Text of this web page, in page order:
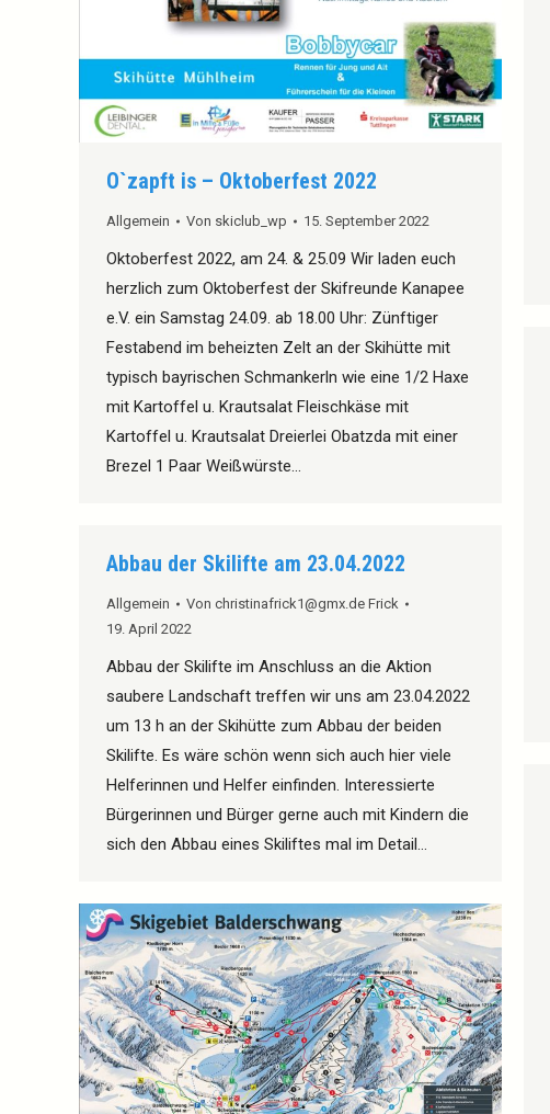
O`zapft is – Oktoberfest 2022
Allgemein Von skiclub_wp 15. September 2022
Oktoberfest 2022, am 24. & 25.09 Wir laden euch
herzlich zum Oktoberfest der Skifreunde Kanapee
e.V. ein Samstag 24.09. ab 18.00 Uhr: Zünftiger
Festabend im beheizten Zelt an der Skihütte mit
typisch bayrischen Schmankerln wie eine 1/2 Haxe
mit Kartoffel u. Krautsalat Fleischkäse mit
Kartoffel u. Krautsalat Dreierlei Obatzda mit einer
Brezel 1 Paar Weißwürste…
Abbau der Skilifte am 23.04.2022
Allgemein Von christinafrick1@gmx.de Frick
19. April 2022
Abbau der Skilifte im Anschluss an die Aktion
saubere Landschaft treffen wir uns am 23.04.2022
um 13 h an der Skihütte zum Abbau der beiden
Skilifte. Es wäre schön wenn sich auch hier viele
Helferinnen und Helfer einfinden. Interessierte
Bürgerinnen und Bürger gerne auch mit Kindern die
sich den Abbau eines Skiliftes mal im Detail…